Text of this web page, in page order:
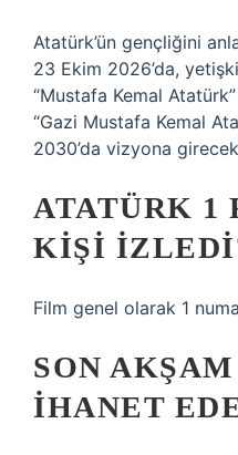
Atatürk’ün gençliğini
23 Ekim 2026’da,
“Mustafa Kemal
“Gazi Mustafa Kemal
2030’da vizyona
ATATÜRK
KIŞI
Film genel olarak 1
SON
IHANET